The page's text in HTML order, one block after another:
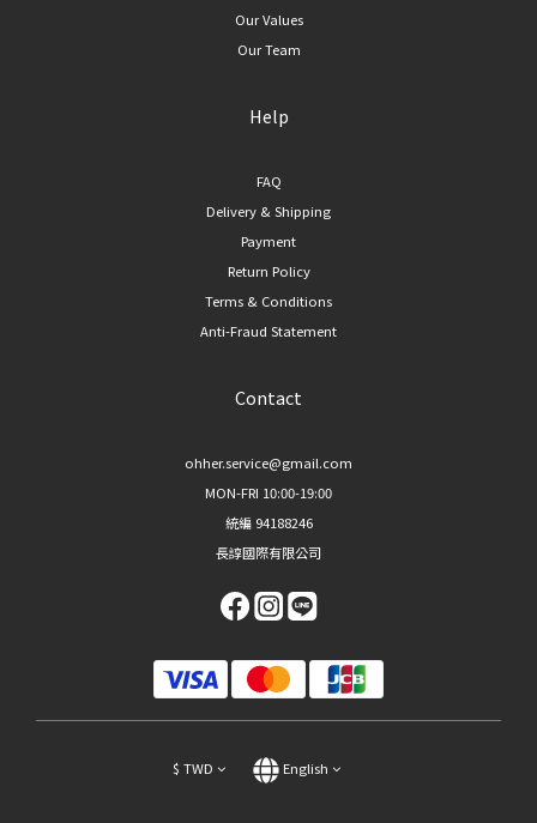
Our Values
Our Team
Help
FAQ
Delivery & Shipping
Payment
Return Policy
Terms & Conditions
Anti-Fraud Statement
Contact
ohher.service@gmail.com
MON-FRI 10:00-19:00
統編 94188246
長諄國際有限公司
$ TWD English